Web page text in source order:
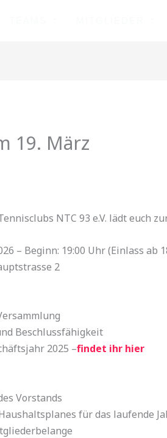
19. März
NTC 93 e.V. lädt euch
– Beginn: 19:00 Uhr (Einlass ab
2
Beschlussfähigkeit
2025 –findet ihr hier
Vorstands
für das laufende